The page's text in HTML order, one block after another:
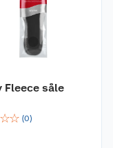
Fleece såle
☆☆ (0)